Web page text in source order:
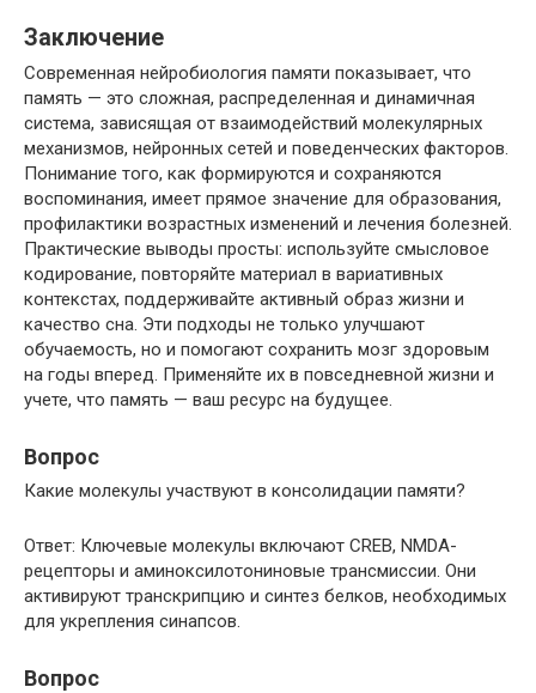
Заключение
Современная нейробиология памяти показывает, что
память — это сложная, распределенная и динамичная
система, зависящая от взаимодействий молекулярных
механизмов, нейронных сетей и поведенческих факторов.
Понимание того, как формируются и сохраняются
воспоминания, имеет прямое значение для образования,
профилактики возрастных изменений и лечения болезней.
Практические выводы просты: используйте смысловое
кодирование, повторяйте материал в вариативных
контекстах, поддерживайте активный образ жизни и
качество сна. Эти подходы не только улучшают
обучаемость, но и помогают сохранить мозг здоровым
на годы вперед. Применяйте их в повседневной жизни и
учете, что память — ваш ресурс на будущее.
Вопрос
Какие молекулы участвуют в консолидации памяти?
Ответ: Ключевые молекулы включают CREB, NMDA-
рецепторы и аминоксилотониновые трансмиссии. Они
активируют транскрипцию и синтез белков, необходимых
для укрепления синапсов.
Вопрос